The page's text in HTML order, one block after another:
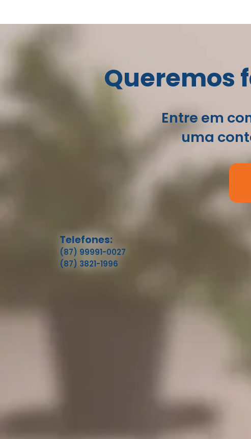
Queremos
Entre em
uma
Telefones:
(87) 99991-0027
(87) 3821-1996